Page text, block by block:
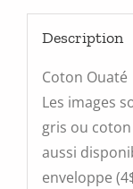
Description
Coton Ouaté
Les images
gris ou
aussi
enveloppe